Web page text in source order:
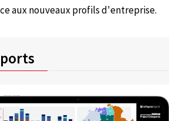
aux nouveaux profils d'entreprise.